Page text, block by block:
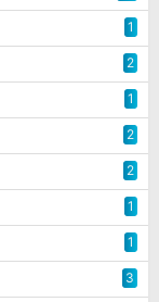
1
2
1
2
2
1
1
3